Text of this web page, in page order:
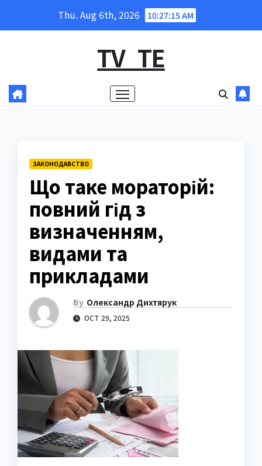
Thu. Aug 6th, 2026 10:27:17 AM
TV_TE
ЗАКОНОДАВСТВО
Що таке мораторій:
повний гід з
визначенням,
видами та
прикладами
By Олександр Дихтярук
OCT 29, 2025